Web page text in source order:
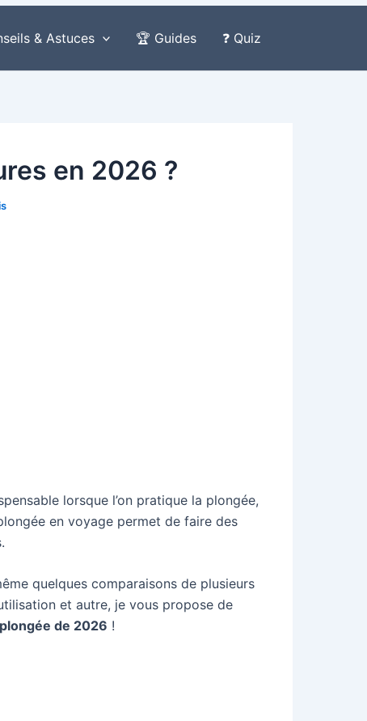
& Astuces 🏆 Guides ❓ Quiz
en 2026 ?
lorsque l’on pratique la plongée,
en voyage permet de faire des
quelques comparaisons de plusieurs
et autre, je vous propose de
de 2026 !